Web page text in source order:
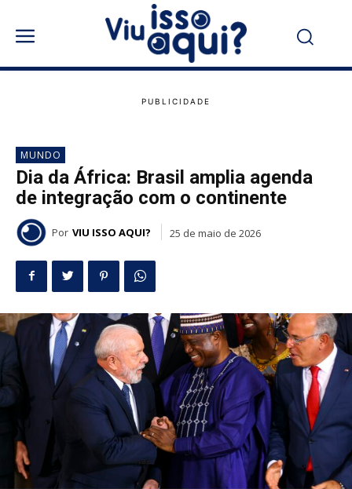
MUNDO
Dia da África: Brasil amplia agenda
de integração com o continente
Por VIU ISSO AQUI? 25 de maio de 2026